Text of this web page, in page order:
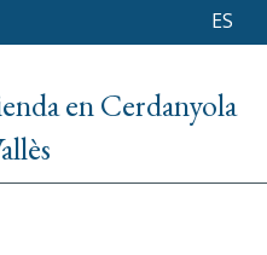
ES
en Cerdanyola